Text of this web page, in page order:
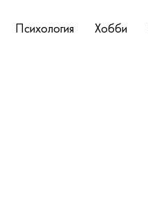
Психология Хобби